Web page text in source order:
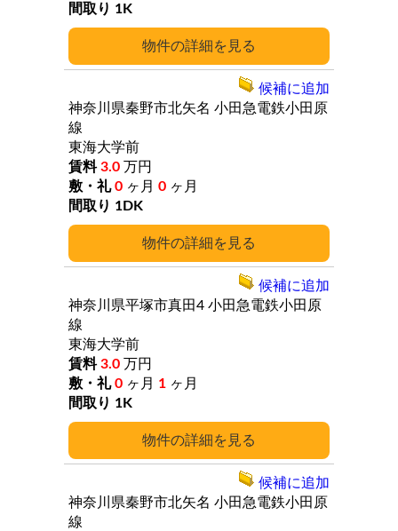
詳細
1K
詳細
神奈川県秦野市北矢名 小田急電鉄小田原
線
東海大学前
3.0 万円
0 ヶ月 0 ヶ月
1DK
候補に追加
詳細
神奈川県平塚市真田4 小田急電鉄小田原
線
東海大学前
3.0 万円
0 ヶ月 1 ヶ月
1K
候補に追加
神奈川県秦野市北矢名 小田急電鉄小田原
線
候補に追加